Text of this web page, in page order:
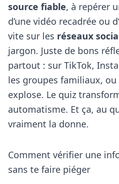
source fiable, à repérer
d’une vidéo recadrée ou
vite sur les réseaux
jargon. Juste de bons
partout : sur TikTok,
les groupes familiaux,
explose. Le quiz
automatisme. Et ça, au
vraiment la donne.
Comment vérifier une
sans te faire piéger